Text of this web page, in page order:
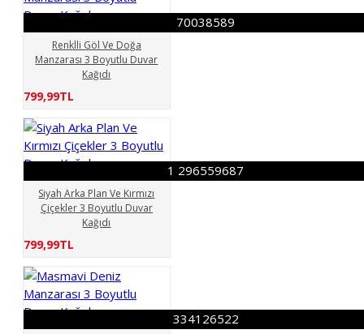
70038589
Renklli Göl Ve Doğa
Manzarası 3 Boyutlu Duvar
Kağıdı
799,99TL
1 296559687
Siyah Arka Plan Ve Kırmızı
Çiçekler 3 Boyutlu Duvar
Kağıdı
799,99TL
334126522